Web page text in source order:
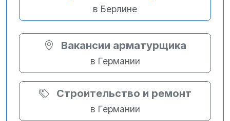
в Берлине
Вакансии арматурщика
в Германии
Строительство и ремонт
в Германии